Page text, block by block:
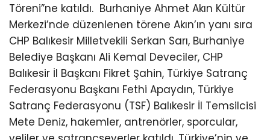
Töreni”ne katıldı. Burhaniye Ahmet Akın Kültür
Merkezi’nde düzenlenen törene Akın’ın yanı sıra
CHP Balıkesir Milletvekili Serkan Sarı, Burhaniye
Belediye Başkanı Ali Kemal Deveciler, CHP
Balıkesir İl Başkanı Fikret Şahin, Türkiye Satranç
Federasyonu Başkanı Fethi Apaydın, Türkiye
Satranç Federasyonu (TSF) Balıkesir İl Temsilcisi
Mete Deniz, hakemler, antrenörler, sporcular,